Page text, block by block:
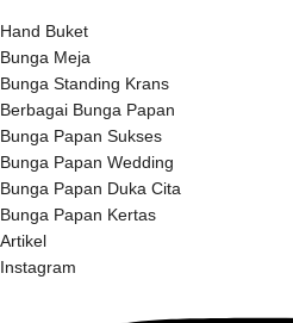
Hand Buket
Bunga Meja
Bunga Standing Krans
Berbagai Bunga Papan
Bunga Papan Sukses
Bunga Papan Wedding
Bunga Papan Duka Cita
Bunga Papan Kertas
Artikel
Instagram